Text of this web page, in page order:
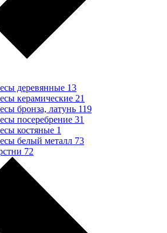
деревянные 13
керамические 21
бронза, латунь 119
посеребрение 31
костяные 1
белый металл 73
72